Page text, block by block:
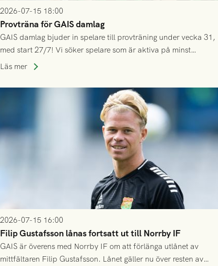
2026-07-15 18:00
Provträna för GAIS damlag
GAIS damlag bjuder in spelare till provträning under vecka 31,
med start 27/7! Vi söker spelare som är aktiva på minst
division 3-nivå.
Läs mer
2026-07-15 16:00
Filip Gustafsson lånas fortsatt ut till Norrby IF
GAIS är överens med Norrby IF om att förlänga utlånet av
mittfältaren Filip Gustafsson. Lånet gäller nu över resten av